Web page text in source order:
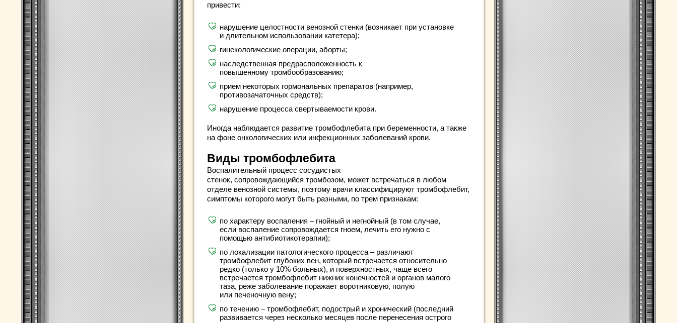
привести:
нарушение целостности венозной стенки (возникает при установке
и длительном использовании катетера);
гинекологические операции, аборты;
наследственная предрасположенность к
повышенному тромбообразованию;
прием некоторых гормональных препаратов (например,
противозачаточных средств);
нарушение процесса свертываемости крови.
Иногда наблюдается развитие тромбофлебита при беременности, а также
на фоне онкологических или инфекционных заболеваний крови.
Виды тромбофлебита
Воспалительный процесс сосудистых
стенок, сопровождающийся тромбозом, может встречаться в любом
отделе венозной системы, поэтому врачи классифицируют тромбофлебит,
симптомы которого могут быть разными, по трем признакам:
по характеру воспаления – гнойный и негнойный (в том случае,
если воспаление сопровождается гноем, лечить его нужно с
помощью антибиотикотерапии);
по локализации патологического процесса – различают
тромбофлебит глубоких вен, который встречается относительно
редко (только у 10% больных), и поверхностных, чаще всего
встречается тромбофлебит нижних конечностей и органов малого
таза, реже заболевание поражает воротниковую, полую
или печеночную вену;
по течению – тромбофлебит, подострый и хронический (последний
развивается через несколько месяцев после перенесения острого